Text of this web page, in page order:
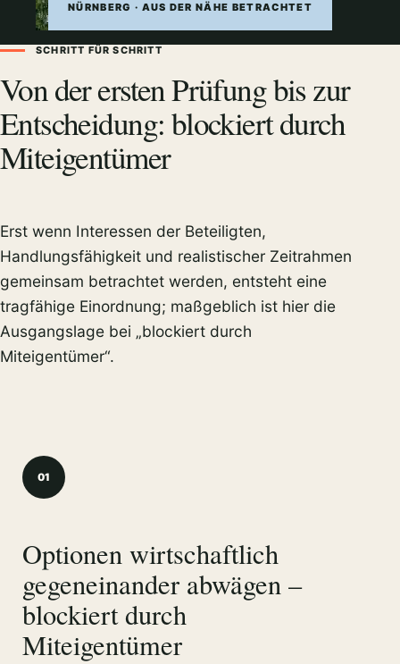
NÜRNBERG · AUS DER NÄHE BETRACHTET
SCHRITT FÜR SCHRITT
Von der ersten Prüfung bis zur
Entscheidung: blockiert durch
Miteigentümer
Erst wenn Interessen der Beteiligten,
Handlungsfähigkeit und realistischer Zeitrahmen
gemeinsam betrachtet werden, entsteht eine
tragfähige Einordnung; maßgeblich ist hier die
Ausgangslage bei „blockiert durch
Miteigentümer“.
01
Optionen wirtschaftlich
gegeneinander abwägen –
blockiert durch
Miteigentümer